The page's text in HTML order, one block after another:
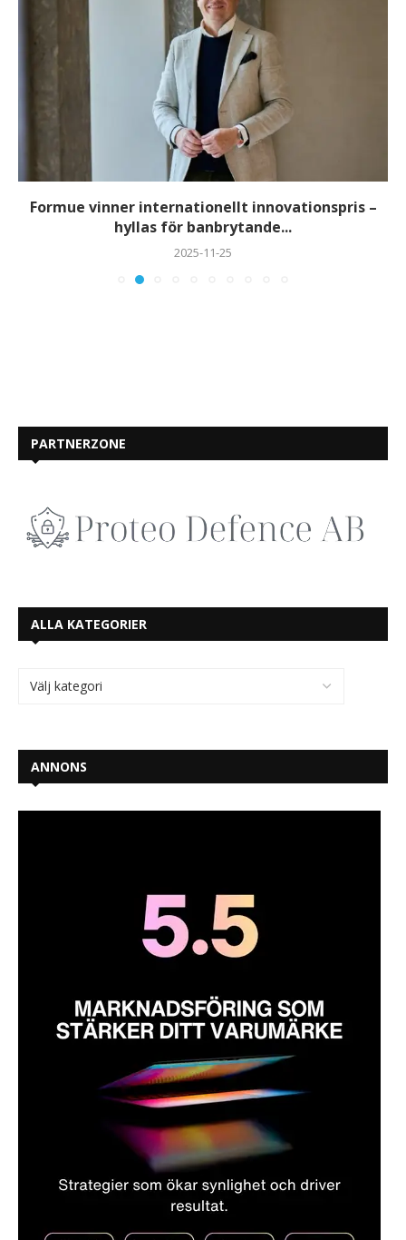
Formue vinner internationellt innovationspris –
hyllas för banbrytande...
2025-11-25
PARTNERZONE
ALLA KATEGORIER
ANNONS